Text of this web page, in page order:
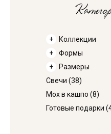
Коллекции
Формы
Размеры
Свечи (38)
Мох в кашпо (8)
Готовые подарки